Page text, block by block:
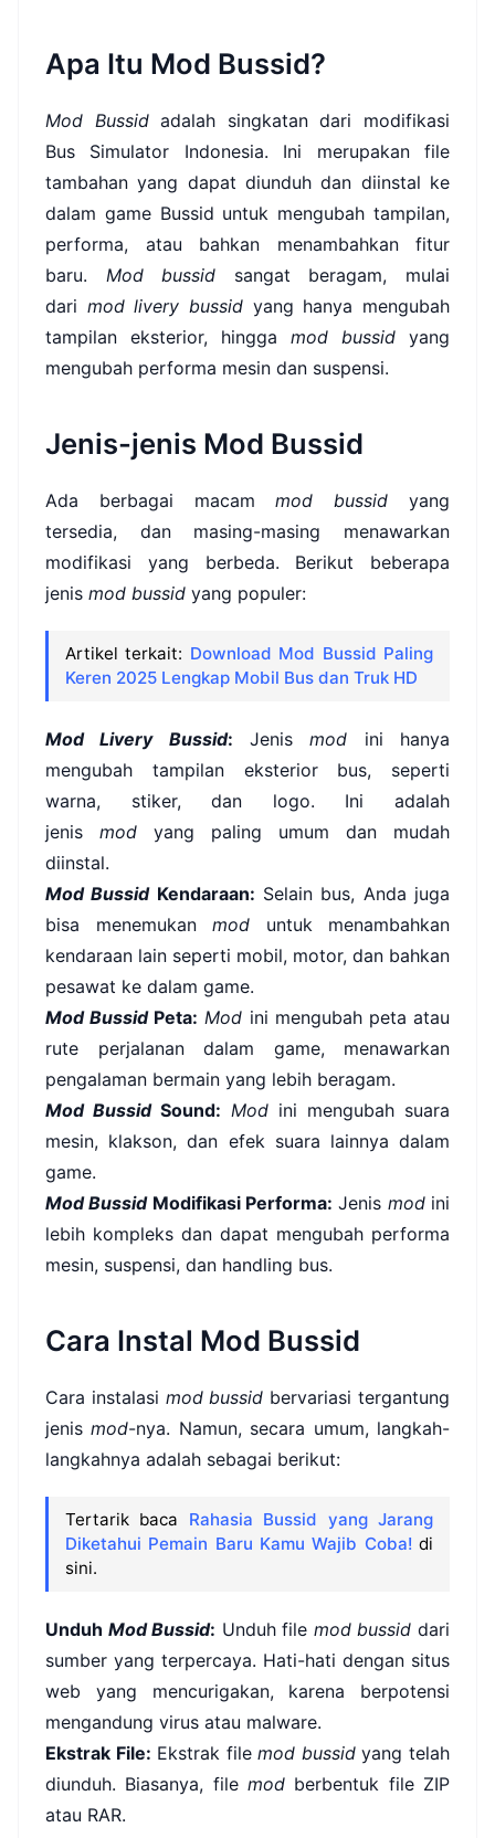
Apa Itu Mod Bussid?
Mod Bussidadalah singkatan dari modifikasi
Bus Simulator Indonesia. Ini merupakan file
tambahan yang dapat diunduh dan diinstal ke
dalam game Bussid untuk mengubah tampilan,
performa, atau bahkan menambahkan fitur
baru. Mod bussid sangat beragam, mulai
dari mod livery bussid yang hanya mengubah
tampilan eksterior, hingga mod bussid yang
mengubah performa mesin dan suspensi.
Jenis-jenis Mod Bussid
Ada berbagai macammod bussid yang
tersedia, dan masing-masing menawarkan
modifikasi yang berbeda. Berikut beberapa
jenis mod bussid yang populer:
Artikel terkait: Download Mod Bussid Paling
Keren 2025 Lengkap Mobil Bus dan Truk HD
Mod Livery Bussid: Jenismod ini hanya
mengubah tampilan eksterior bus, seperti
warna, stiker, dan logo. Ini adalah
jenis mod yang paling umum dan mudah
diinstal.
Mod BussidKendaraan: Selain bus, Anda juga
bisa menemukan mod untuk menambahkan
kendaraan lain seperti mobil, motor, dan bahkan
pesawat ke dalam game.
Mod BussidPeta: Mod ini mengubah peta atau
rute perjalanan dalam game, menawarkan
pengalaman bermain yang lebih beragam.
Mod BussidSound: Mod ini mengubah suara
mesin, klakson, dan efek suara lainnya dalam
game.
Mod BussidModifikasi Performa: Jenis modini
lebih kompleks dan dapat mengubah performa
mesin, suspensi, dan handling bus.
Cara Instal Mod Bussid
Cara instalasi mod bussid bervariasi tergantung
jenismod-nya. Namun, secara umum, langkah-
langkahnya adalah sebagai berikut:
Tertarik baca Rahasia Bussid yang Jarang
Diketahui Pemain Baru Kamu Wajib Coba! di
sini.
Unduh Mod Bussid: Unduh file mod bussid dari
sumber yang terpercaya. Hati-hati dengan situs
web yang mencurigakan, karena berpotensi
mengandung virus atau malware.
Ekstrak File: Ekstrak filemod bussidyang telah
diunduh. Biasanya, file mod berbentuk file ZIP
atau RAR.